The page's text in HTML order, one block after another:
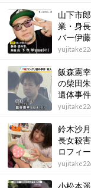
山下市
業・身
バー伊
飯森憲
の柴田
遺体事
鈴木沙
長女殺
ロフィ
小松本